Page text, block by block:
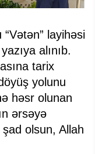
“Vətən” layihəsi
alınıb.
tarix
yolunu
həsr olunan
ərsəyə
olsun, Allah